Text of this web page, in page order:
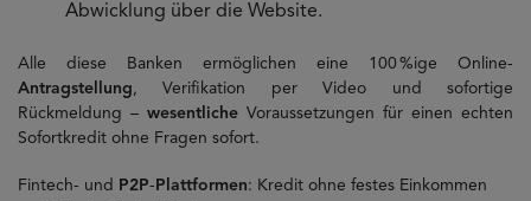
Abwicklung über die Website.
Alle diese Banken ermöglichen eine 100 %ige Online-
Antragstellung, Verifikation per Video und sofortige
Rückmeldung – wesentliche Voraussetzungen für einen echten
Sofortkredit ohne Fragen sofort.
Fintech- und P2P- Plattformen: Kredit ohne festes Einkommen